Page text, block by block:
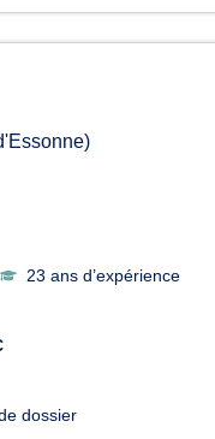
23 ans d’expérience
dossier